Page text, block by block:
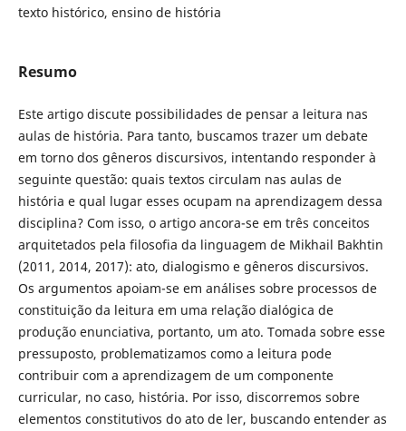
texto histórico, ensino de história
Resumo
Este artigo discute possibilidades de pensar a leitura nas
aulas de história. Para tanto, buscamos trazer um debate
em torno dos gêneros discursivos, intentando responder à
seguinte questão: quais textos circulam nas aulas de
história e qual lugar esses ocupam na aprendizagem dessa
disciplina? Com isso, o artigo ancora-se em três conceitos
arquitetados pela filosofia da linguagem de Mikhail Bakhtin
(2011, 2014, 2017): ato, dialogismo e gêneros discursivos.
Os argumentos apoiam-se em análises sobre processos de
constituição da leitura em uma relação dialógica de
produção enunciativa, portanto, um ato. Tomada sobre esse
pressuposto, problematizamos como a leitura pode
contribuir com a aprendizagem de um componente
curricular, no caso, história. Por isso, discorremos sobre
elementos constitutivos do ato de ler, buscando entender as